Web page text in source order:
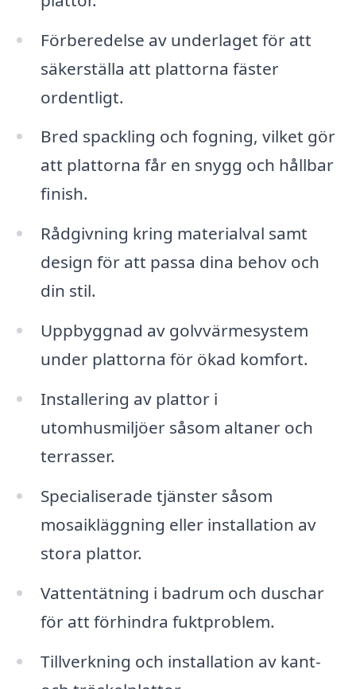
Förberedelse av underlaget för att
säkerställa att plattorna fäster
ordentligt.
Bred spackling och fogning, vilket gör
att plattorna får en snygg och hållbar
finish.
Rådgivning kring materialval samt
design för att passa dina behov och
din stil.
Uppbyggnad av golvvärmesystem
under plattorna för ökad komfort.
Installering av plattor i
utomhusmiljöer såsom altaner och
terrasser.
Specialiserade tjänster såsom
mosaikläggning eller installation av
stora plattor.
Vattentätning i badrum och duschar
för att förhindra fuktproblem.
Tillverkning och installation av kant-